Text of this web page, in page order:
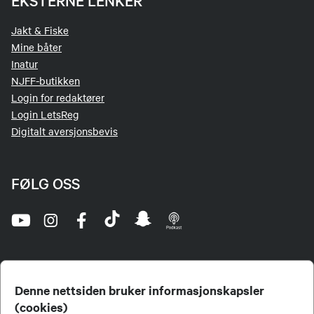
Denne nettsiden bruker informasjonskapsler
(cookies)
Jakt & Fiske
Mine båter
Inatur
NJFF-butikken
Login for redaktører
Login LetsReg
Digitalt aversjonsbevis
FØLG OSS